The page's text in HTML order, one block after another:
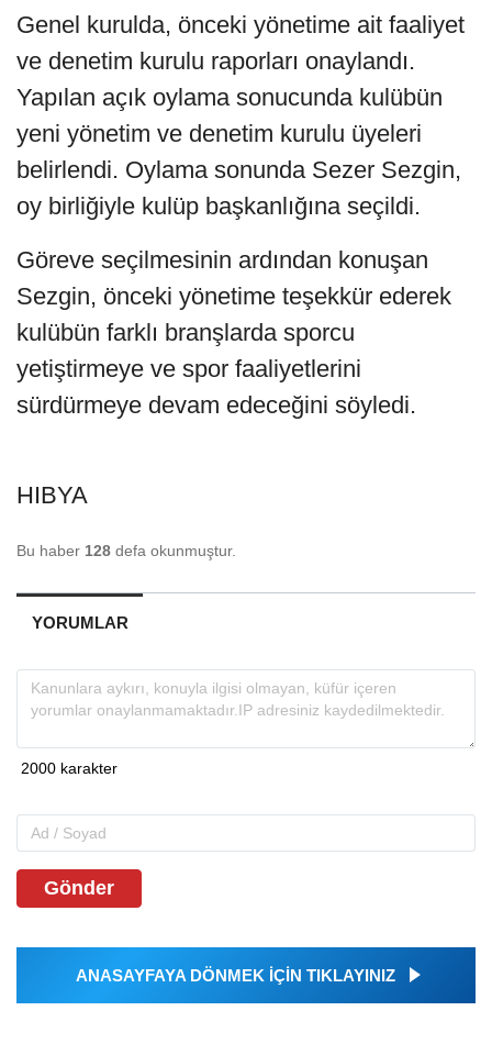
Genel kurulda, önceki yönetime ait faaliyet
ve denetim kurulu raporları onaylandı.
Yapılan açık oylama sonucunda kulübün
yeni yönetim ve denetim kurulu üyeleri
belirlendi. Oylama sonunda Sezer Sezgin,
oy birliğiyle kulüp başkanlığına seçildi.
Göreve seçilmesinin ardından konuşan
Sezgin, önceki yönetime teşekkür ederek
kulübün farklı branşlarda sporcu
yetiştirmeye ve spor faaliyetlerini
sürdürmeye devam edeceğini söyledi.
HIBYA
Bu haber 128 defa okunmuştur.
YORUMLAR
Gönder
ANASAYFAYA DÖNMEK İÇİN TIKLAYINIZ